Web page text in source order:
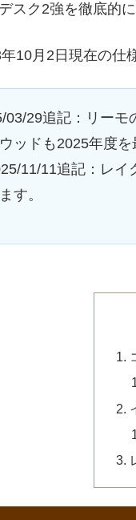
スク2強を徹底的
10月2日現在の仕
03/29追記：リーモ
ッドも2025年度
11/11追記：レイ
す。